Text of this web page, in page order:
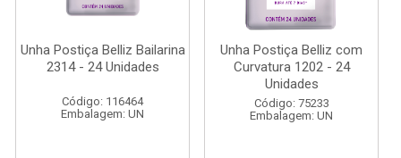
Unha Postiça Belliz Bailarina
2314 - 24 Unidades
Código: 116464
Embalagem: UN
Unha Postiça Belliz com
Curvatura 1202 - 24
Unidades
Código: 75233
Embalagem: UN